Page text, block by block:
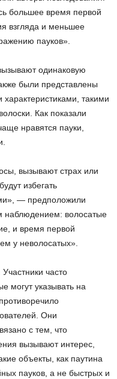
большее время первой
взгляда и меньшее
пауков».
одинаковую
были представлены
такими
Как показали
нравятся пауки,
вызывают страх или
избегать
— предположили
наблюдением: волосатые
и время первой
у неволосатых».
часто
могут указывать на
Они
с тем, что
вызывают интерес,
объекты, как паутина
пауков, а не быстрых и